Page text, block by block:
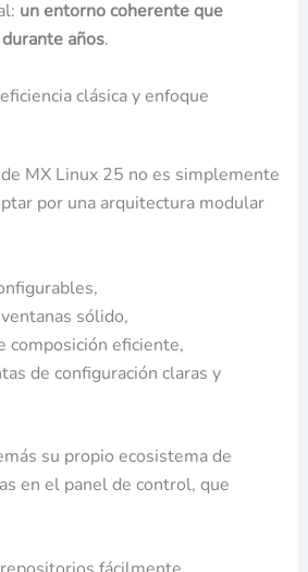
un entorno coherente que
años.
clásica y enfoque
MX Linux 25 no es simplemente
por una arquitectura modular
sólido,
composición eficiente,
de configuración claras y
su propio ecosistema de
en el panel de control, que